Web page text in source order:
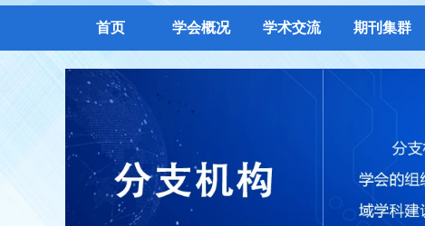
首页 学会概况 学术交流 期刊集群